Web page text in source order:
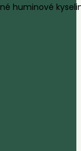
huminové